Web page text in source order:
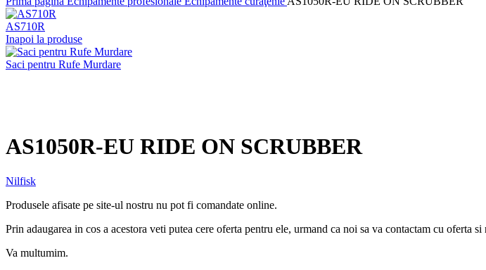
AS710R
Inapoi la produse
Saci pentru Rufe Murdare
AS1050R-EU RIDE ON SCRUBBER
Nilfisk
Produsele afisate pe site-ul nostru nu pot fi comandate online.
Prin adaugarea in cos a acestora veti putea cere oferta pentru ele, urmand ca noi sa va contactam cu oferta
Va multumim.